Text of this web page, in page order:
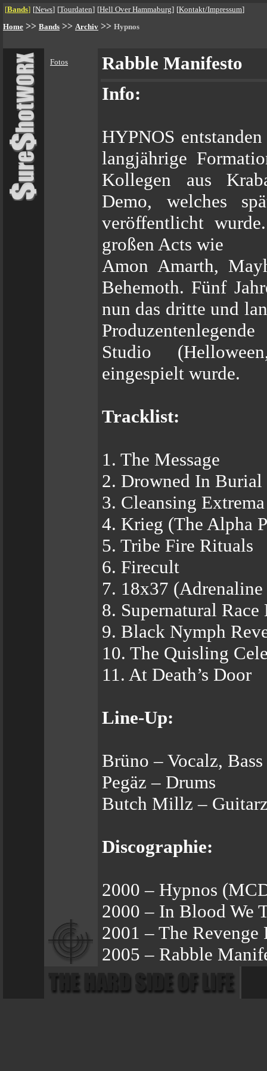
[Bands] [News] [Tourdaten] [Hell Over Hammaburg] [Kontakt/Impressum]
Home >> Bands >> Archiv >> Hypnos
Fotos
Rabble Manifesto
Info:
HYPNOS
langjährige
Kollegen aus
Demo, welches
veröffentlicht
großen Acts wie
Amon Amarth,
Behemoth. Fünf
nun das dritte und
Studio
eingespielt wurde.
Tracklist:
1. The Message
2. Drowned In
3. Cleansing Extrema
4. Krieg (The Alpha
5. Tribe Fire Rituals
6. Firecult
7. 18x37 (Adrenaline
8. Supernatural
9. Black Nymph
10. The Quisling
11. At Death’s Door
Line-Up:
Brüno – Vocalz, Bass
Pegäz – Drums
Butch Millz –
Discographie:
2000 – Hypnos
2000 – In Blood We
2001 – The Revenge
2005 – Rabble